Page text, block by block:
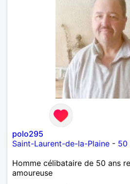
polo295
Saint-Laurent-de-la-Plaine - 50
Homme célibataire de 50 ans
amoureuse